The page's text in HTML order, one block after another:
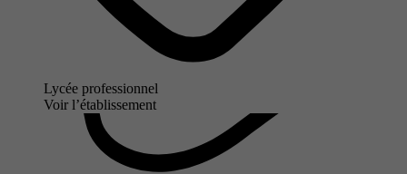
Lycée professionnel
Voir l’établissement